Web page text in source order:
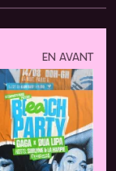
EN AVANT